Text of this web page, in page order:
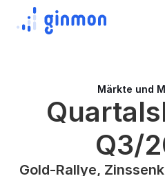
Märkte und
Q3/
Gold-Rallye,